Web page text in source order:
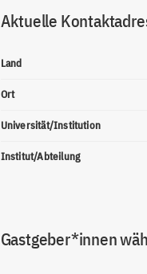
Aktuelle
Land
Ort
Universität/Institution
Institut/Abteilung
Gastgeber*innen